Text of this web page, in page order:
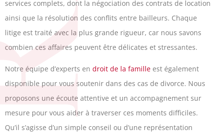
services complets, dont la négociation des contrats de location
ainsi que la résolution des conflits entre bailleurs. Chaque
litige est traité avec la plus grande rigueur, car nous savons
combien ces affaires peuvent être délicates et stressantes.
Notre équipe d’experts en droit de la famille est également
disponible pour vous soutenir dans des cas de divorce. Nous
proposons une écoute attentive et un accompagnement sur
mesure pour vous aider à traverser ces moments difficiles.
Qu’il s’agisse d’un simple conseil ou d’une représentation